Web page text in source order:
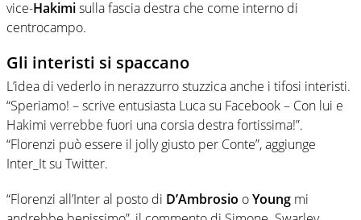
vice-Hakimisulla fascia destra che come interno di
centrocampo.
Gli interisti si spaccano
L’idea di vederlo in nerazzurro stuzzica anche i tifosi interisti.
“Speriamo! – scrive entusiasta Luca su Facebook – Con lui e
Hakimi verrebbe fuori una corsia destra fortissima!”.
“Florenzi può essere il jolly giusto per Conte”, aggiunge
Inter_It su Twitter.
“Florenzi all’Inter al posto di D’Ambrosio oYoung mi